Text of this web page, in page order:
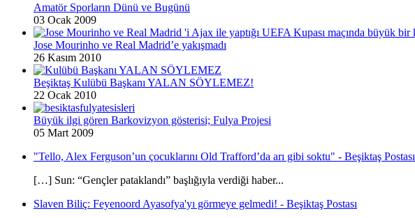
Amatör Sporların Dünü ve Bugünü
03 Ocak 2009
Jose Mourinho ve Real Madrid’e yakışmadı
26 Kasım 2010
Beşiktaş Kulübü Başkanı YALAN SÖYLEMEZ!
22 Ocak 2010
Büyük ilgi gören Barkovizyon gösterisi; Fulya Projesi
05 Mart 2009
"Tello, Alex Ferguson’un çocuklarını Old Trafford’da arı gibi soktu" - Beşiktaş Postası
[…] Sun: “Gençler pataklandı” başlığıyla verdiği haber...
Slaven Biliç: Feyenoord Ayasofya'yı görmeye gelmedi! - Beşiktaş Postası